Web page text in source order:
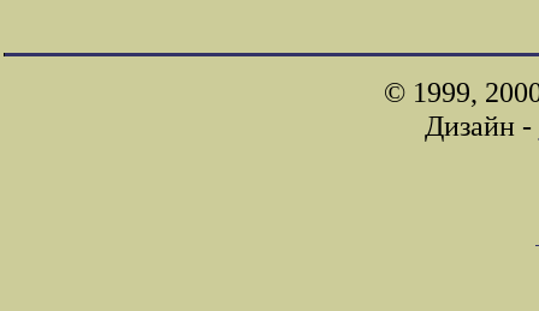
© 1999,
Дизайн -